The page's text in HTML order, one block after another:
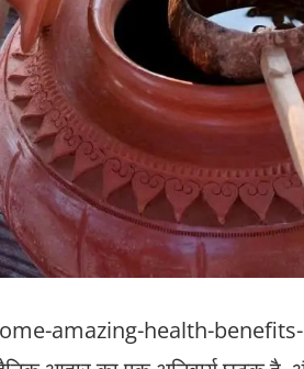
amazing-health-